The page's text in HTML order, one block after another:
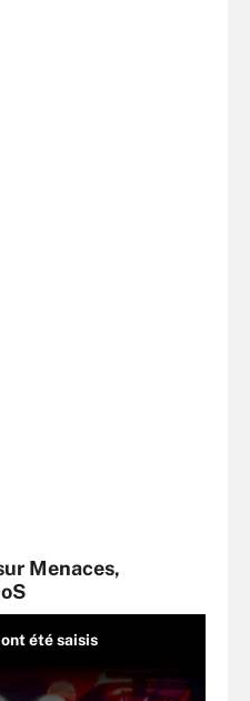
Menaces,
été saisis